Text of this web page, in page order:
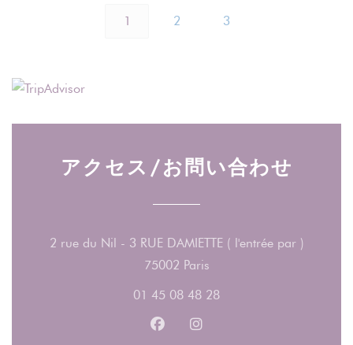
1 2 3
アクセス/お問い合わせ
2 rue du Nil - 3 RUE DAMIETTE ( l'entrée par )
75002 Paris((新しいウィンドウで開
01 45 08 48 28
Facebook ((新しいウィンドウ
Instagram ((新しいウィ